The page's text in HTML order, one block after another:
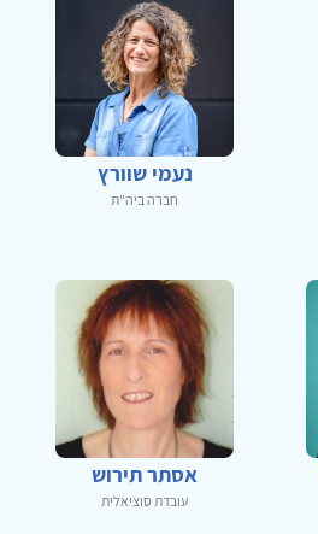
נעמי שוורץ
חברה ביה"ת
אסתר תירוש
עובדת סוציאלית